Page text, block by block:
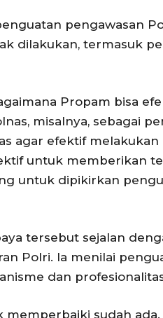
pengawasan
dilakukan, termasuk
Propam bisa
misalnya, sebagai
agar efektif melakukan
untuk memberikan
untuk dipikirkan
tersebut sejalan
Polri. Ia menilai
dan
memperbaiki sudah